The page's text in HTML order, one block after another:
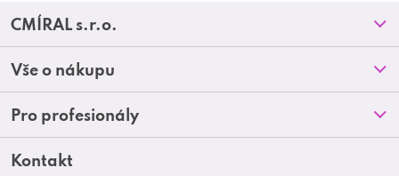
Z
á
p
a
CMÍRAL s.r.o.
Prodejny
O nás
Blog
Kontakt
Vše o nákupu
Doprava a platba
Obchodní podmínky
Reklamace a vrácení zboží
Pro profesionály
Akční letáky
Kontakt